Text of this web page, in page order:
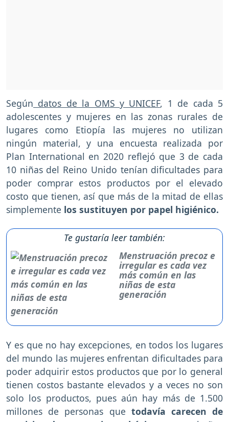
Según datos de la OMS y UNICEF, 1 de cada 5
adolescentes y mujeres en las zonas rurales de
lugares como Etiopía las mujeres no utilizan
ningún material, y una encuesta realizada por
Plan International en 2020 reflejó que 3 de cada
10 niñas del Reino Unido tenían dificultades para
poder comprar estos productos por el elevado
costo que tienen, así que más de la mitad de ellas
simplemente los sustituyen por papel higiénico.
Te gustaría leer también:
Menstruación precoz e
irregular es cada vez
más común en las
niñas de esta
generación
Y es que no hay excepciones, en todos los lugares
del mundo las mujeres enfrentan dificultades para
poder adquirir estos productos que por lo general
tienen costos bastante elevados y a veces no son
solo los productos, pues aún hay más de 1.500
millones de personas que todavía carecen de